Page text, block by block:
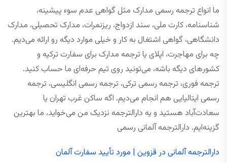
ما انواع ترجمه رسمی مدارک مثل گواهی عدم سوء پیشینه،
شناسنامه، کارت ملی، سند ازدواج، ریزنمرات، مدارک تحصیلی، مدارک
دانشگاهی، گواهی اشتغال به کار و خیلی موارد دیگه رو ارائه می‌دیم.
چه برای مهاجرت، اپلای یا ترجمه مدارک برای سفارت ترکیه و
کشورهای دیگه باشه، می‌تونید روی تیم حرفه‌ای ما حساب کنید.
ترجمه فوری، ترجمه رسمی ترکی، ترجمه رسمی انگلیسی، ترجمه
رسمی ایتالیایی هم انجام می‌دیم. اگه ساکن غرب تهران یا
سعادت‌آباد هستید و یه دارالترجمه نزدیک من می‌خواید، ما بهترین
گزینه‌ایم. دارالترجمه آلمانی رسمی
دارالترجمه آلمانی در قزوین | مورد تأیید سفارت آلمان